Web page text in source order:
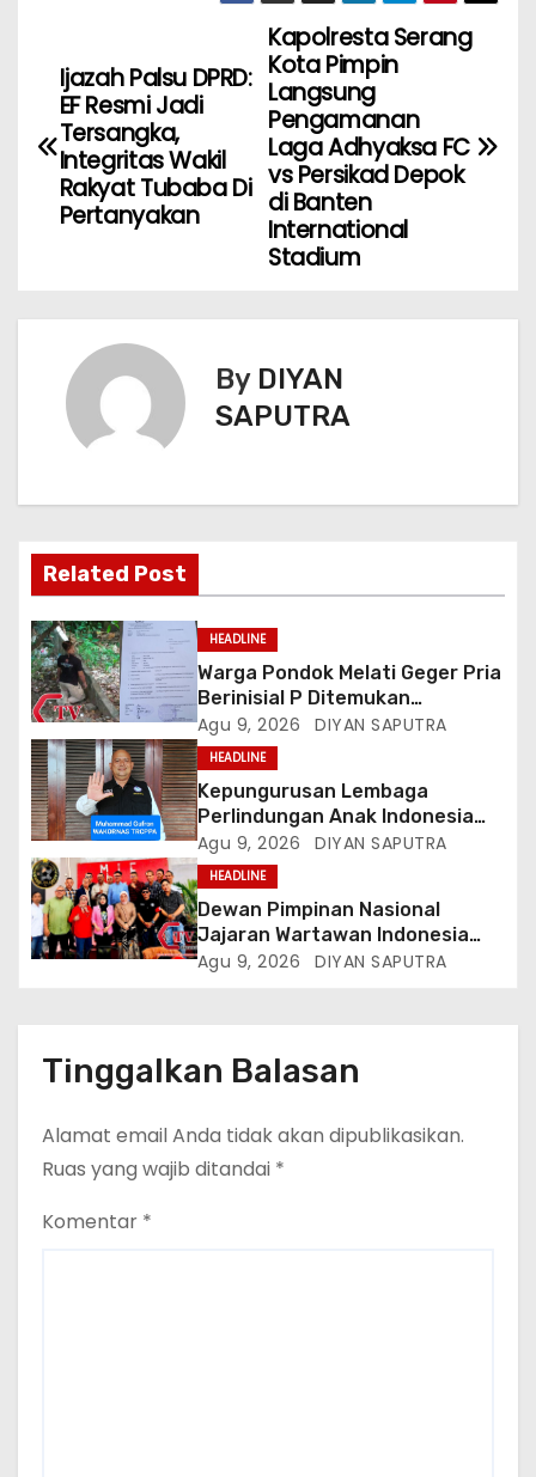
Kapolresta Serang
Kota Pimpin
Langsung
Pengamanan
Laga Adhyaksa FC
vs Persikad Depok
di Banten
International
Stadium
Ijazah Palsu DPRD:
EF Resmi Jadi
Tersangka,
Integritas Wakil
Rakyat Tubaba Di
Pertanyakan
By DIYAN
SAPUTRA
Related Post
HEADLINE
Warga Pondok Melati Geger Pria
Berinisial P Ditemukan
Meninggal Diduga Akibat
Tekanan Hutang
Agu 9, 2026 DIYAN SAPUTRA
HEADLINE
Kepungurusan Lembaga
Perlindungan Anak Indonesia
(LPAI) Periode 2026-2031
Terbentuk, Wakil Kordinator
Nasional Tim Reaksi Cepat
Perlindungan Perempuan Anak
(Wakornas TRCPPA) Muhammad
Gufron Mengapresiasi Dan Beri
Agu 9, 2026 DIYAN SAPUTRA
HEADLINE
Dewan Pimpinan Nasional
Jajaran Wartawan Indonesia
(DPN-JWI) Menggelar Rapat
Agu 9, 2026 DIYAN SAPUTRA
Tinggalkan Balasan
Alamat email Anda tidak akan dipublikasikan.
Ruas yang wajib ditandai *
Komentar *